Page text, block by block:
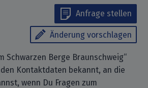
Anfrage stellen
Änderung vorschlagen
Schwarzen Berge Braunschweig“
Kontaktdaten bekannt, an die
wenn Du Fragen zum